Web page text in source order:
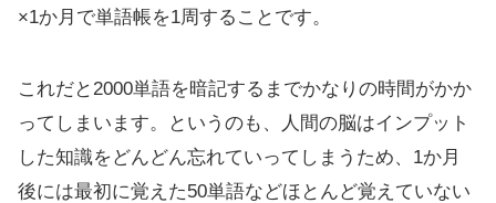
×1か月で単語帳を1周することです。
これだと2000単語を暗記するまでかなりの時間がかか
ってしまいます。というのも、人間の脳はインプット
した知識をどんどん忘れていってしまうため、1か月
後には最初に覚えた50単語などほとんど覚えていない